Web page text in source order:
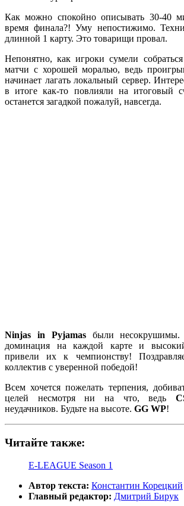
Как можно спокойно описывать 30-40
время финала?! Уму непостижимо.
длинной 1 карту. Это товарищи провал.
Непонятно, как игроки сумели
матчи с хорошей моралью, ведь
начинает лагать локальный сервер.
в итоге как-то повлияли на итоговый
останется загадкой пожалуй, навсегда.
Ninjas in Pyjamasбыли несокрушимы.
доминация на каждой карте и
привели их к чемпионству!
коллектив с уверенной победой!
Всем хочется пожелать терпения,
целей несмотря ни на что, ведь
неудачников. Будьте на высоте. GG WP!
Читайте также:
E-LEAGUE Season 1
Автор текста: Константин Корецкий
Главный редактор: Дмитрий Бирук